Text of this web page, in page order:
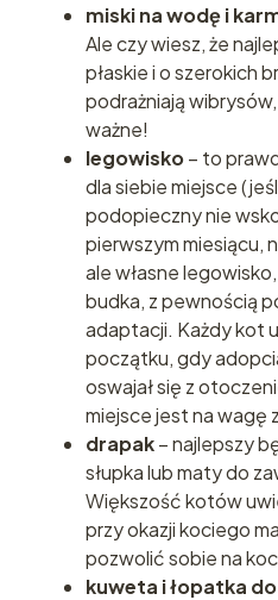
miski na wodę i
Ale czy wiesz, że
płaskie i o szerokich
podrażniają
ważne!
legowisko– to
dla siebie miejsce
podopieczny nie
pierwszym miesiącu,
ale własne
budka, z pewnością
adaptacji. Każdy kot
początku, gdy
oswajał się z
miejsce jest na wagę
drapak– najlepszy
słupka lub maty do
Większość kotów
przy okazji kociego
pozwolić sobie na
kuweta i łopatka